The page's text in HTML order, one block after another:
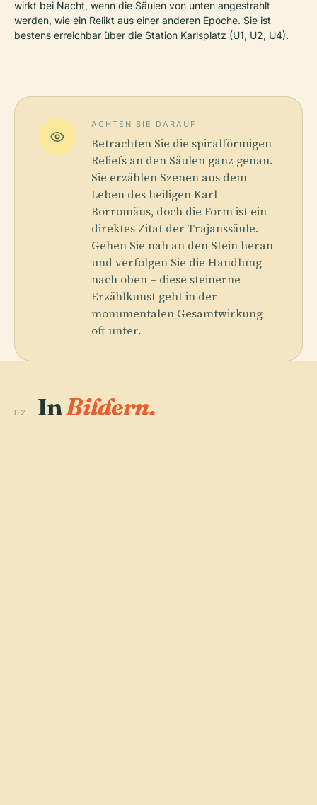
wirkt bei Nacht, wenn die Säulen von unten angestrahlt
werden, wie ein Relikt aus einer anderen Epoche. Sie ist
bestens erreichbar über die Station Karlsplatz (U1, U2, U4).
ACHTEN SIE DARAUF
Betrachten Sie die spiralförmigen
Reliefs an den Säulen ganz genau.
Sie erzählen Szenen aus dem
Leben des heiligen Karl
Borromäus, doch die Form ist ein
direktes Zitat der Trajanssäule.
Gehen Sie nah an den Stein heran
und verfolgen Sie die Handlung
nach oben – diese steinerne
Erzählkunst geht in der
monumentalen Gesamtwirkung
oft unter.
02 InBildern.